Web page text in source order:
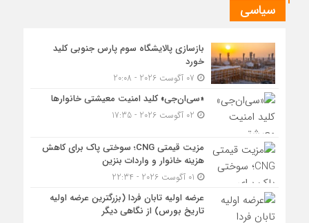
سیاسی
بازسازی پالایشگاه سوم پارس جنوبی کلید
خورد
«سی‌ان‌جی» کلید امنیت معیشتی خانوارها
مزیت قیمتی CNG؛ سوختی پاک برای کاهش
هزینه خانوار و واردات بنزین
عرضه اولیه تابان فردا (بزرگترین عرضه اولیه
تاریخ بورس) از نگاهی دیگر